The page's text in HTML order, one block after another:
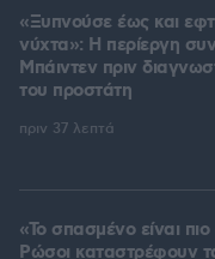
«Ξυπνούσε έως και
νύχτα»: Η περίεργη
Μπάιντεν πριν
του προστάτη
πριν 37 λεπτά
«Το σπασμένο είναι
Ρώσοι καταστρέφουν